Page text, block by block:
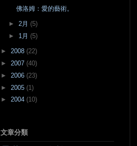
佛洛姆：愛的藝術。
► 2月 (5)
► 1月 (5)
► 2008 (22)
► 2007 (40)
► 2006 (23)
► 2005 (1)
► 2004 (10)
文章分類